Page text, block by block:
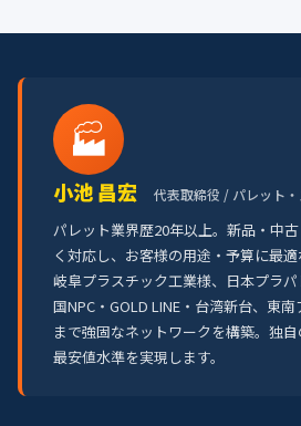
🏭
小池 昌宏 代表取締役 / パレット
パレット業界歴20年以上。新品・中
く対応し、お客様の用途・予算に最適
岐阜プラスチック工業様、日本プラ
国NPC・GOLD LINE・台湾新台、東
まで強固なネットワークを構築。独
最安値水準を実現します。